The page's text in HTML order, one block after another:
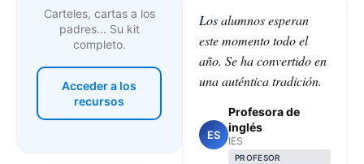
Carteles, cartas a los
padres... Su kit
completo.
Acceder a los
recursos
Los alumnos esperan
este momento todo el
año. Se ha convertido en
una auténtica tradición.
ES
Profesora de
inglés
IES
PROFESOR